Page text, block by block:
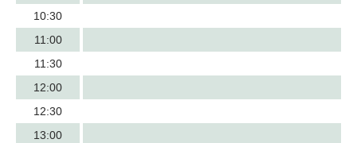
10:30
11:00
11:30
12:00
12:30
13:00